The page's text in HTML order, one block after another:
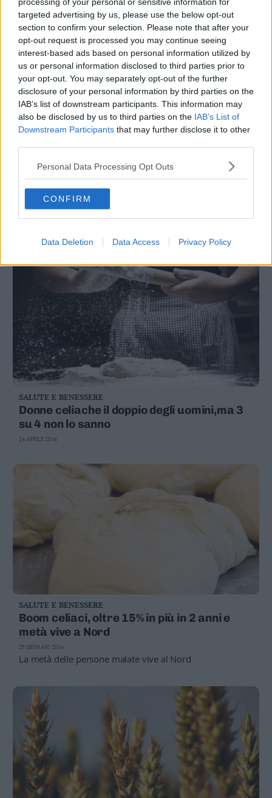
targeted advertising by us, please use the below opt-out
section to confirm your selection. Please note that after your
opt-out request is processed you may continue seeing
interest-based ads based on personal information utilized by
us or personal information disclosed to third parties prior to
your opt-out. You may separately opt-out of the further
disclosure of your personal information by third parties on the
IAB’s list of downstream participants. This information may
also be disclosed by us to third parties on the IAB’s List of
Downstream Participants that may further disclose it to other
Personal Data Processing Opt Outs
CONFIRM
Data Deletion Data Access Privacy Policy
Trentino +137 in un anno
25 MARZO 2018
SALUTE E BENESSERE
Celiaci 'per moda' 6 milioni di italiani,
sprecano 105 milioni di euro l'anno
SALUTE E BENESSERE
Donne celiache il doppio degli uomini,ma 3
su 4 non lo sanno
24 APRILE 2016
SALUTE E BENESSERE
Boom celiaci, oltre 15% in più in 2 anni e
metà vive a Nord
La metà delle persone malate vive al Nord
29 GENNAIO 2016